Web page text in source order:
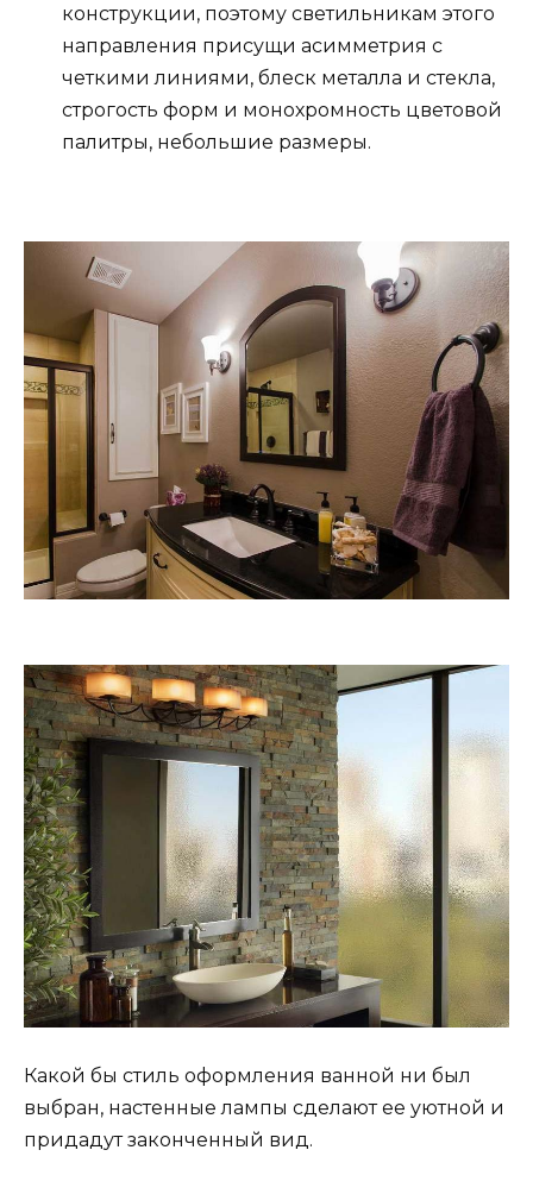
конструкции, поэтому светильникам этого
направления присущи асимметрия с
четкими линиями, блеск металла и стекла,
строгость форм и монохромность цветовой
палитры, небольшие размеры.
Какой бы стиль оформления ванной ни был
выбран, настенные лампы сделают ее уютной и
придадут законченный вид.